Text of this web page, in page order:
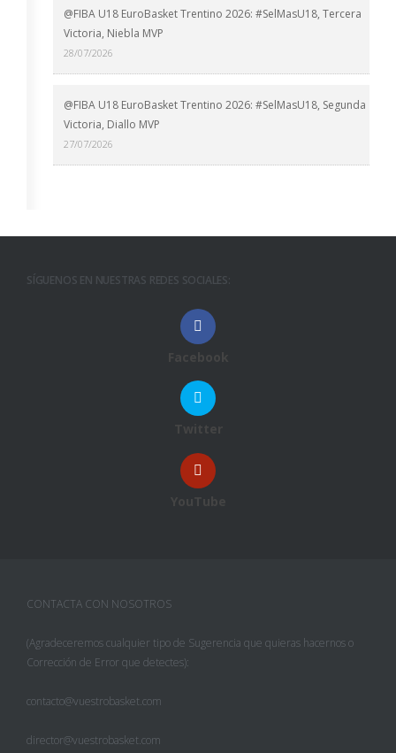
@FIBA U18 EuroBasket Trentino 2026: #SelMasU18, Tercera
Victoria, Niebla MVP
28/07/2026
@FIBA U18 EuroBasket Trentino 2026: #SelMasU18, Segunda
Victoria, Diallo MVP
27/07/2026
SÍGUENOS EN NUESTRAS REDES SOCIALES:
Facebook
Twitter
YouTube
CONTACTA CON NOSOTROS
(Agradeceremos cualquier tipo de Sugerencia que quieras hacernos o
Corrección de Error que detectes):
contacto@vuestrobasket.com
director@vuestrobasket.com